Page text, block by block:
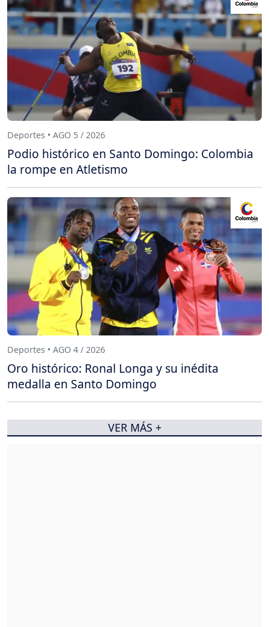
Deportes • AGO 5 / 2026
Podio histórico en Santo Domingo: Colombia
la rompe en Atletismo
Deportes • AGO 4 / 2026
Oro histórico: Ronal Longa y su inédita
medalla en Santo Domingo
VER MÁS +